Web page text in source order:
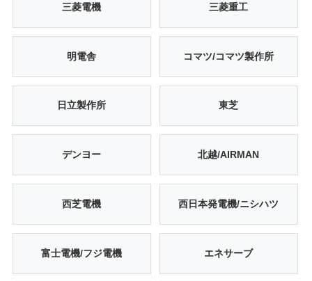
三菱電機 三菱重工
明電舎 コマツ/コマツ製作所
日立製作所 東芝
デンヨー 北越/AIRMAN
西芝電機 西日本発電機/ニシハツ
富士電機/フジ電機 エネサーブ